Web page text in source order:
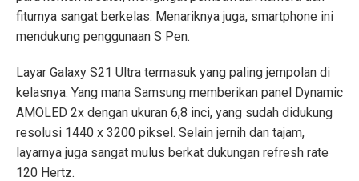
fiturnya sangat berkelas. Menariknya juga, smartphone ini
mendukung penggunaan S Pen.
Layar Galaxy S21 Ultra termasuk yang paling jempolan di
kelasnya. Yang mana Samsung memberikan panel Dynamic
AMOLED 2x dengan ukuran 6,8 inci, yang sudah didukung
resolusi 1440 x 3200 piksel. Selain jernih dan tajam,
layarnya juga sangat mulus berkat dukungan refresh rate
120 Hertz.